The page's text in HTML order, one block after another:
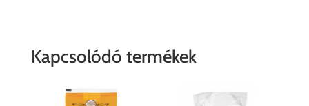
Kapcsolódó termékek